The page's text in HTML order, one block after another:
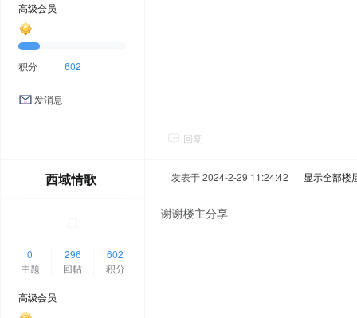
高级会员
积分 602
发消息
回复
西域情歌
0
主题
296
回帖
602
积分
高级会员
发表于 2024-2-29 11:24:42 显示全部楼
谢谢楼主分享